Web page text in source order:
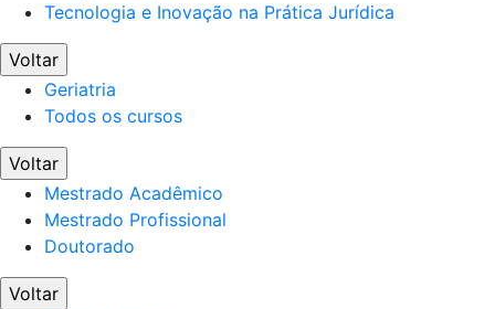
Tecnologia e Inovação na Prática Jurídica
Voltar
Geriatria
Todos os cursos
Voltar
Mestrado Acadêmico
Mestrado Profissional
Doutorado
Voltar